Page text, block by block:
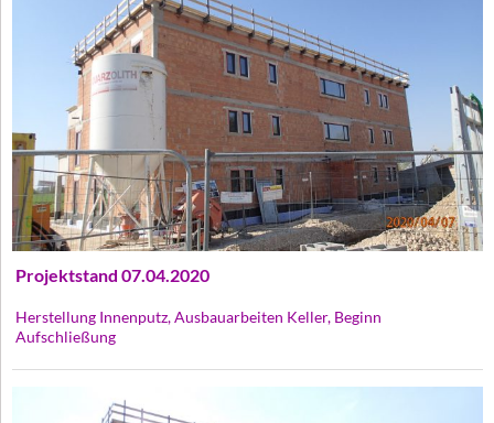
Projektstand 07.04.2020
Herstellung Innenputz, Ausbauarbeiten Keller, Beginn
Aufschließung